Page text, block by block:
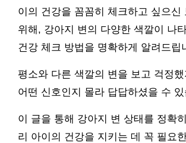
이의 건강을 꼼꼼히 체크하고 싶으신
위해, 강아지 변의 다양한 색깔이 나
건강 체크 방법을 명확하게 알려드립
평소와 다른 색깔의 변을 보고 걱정
어떤 신호인지 몰라 답답하셨을 수
이 글을 통해 강아지 변 상태를 정확
리 아이의 건강을 지키는 데 꼭 필요